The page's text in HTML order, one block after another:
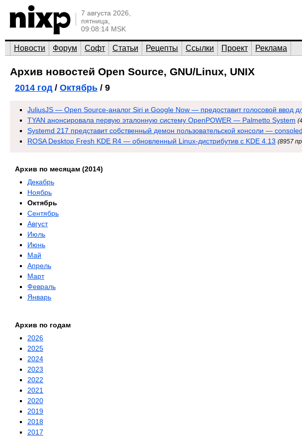
7 августа 2026,
пятница,
09:08:14 MSK
Новости Форум Софт Статьи Рецепты Ссылки Проект Реклама
Архив новостей Open Source, GNU/Linux, UNIX
2014 год/ Октябрь / 9
JuliusJS — Open Source-аналог Siri и Google Now — предоставит голосовой ввод
TYAN анонсировала первую эталонную систему OpenPOWER — Palmetto System
Systemd 217 представит собственный демон пользовательской консоли — consoled
ROSA Desktop Fresh KDE R4 — обновленный Linux-дистрибутив с KDE 4.13 (8957
Архив по месяцам (2014)
Декабрь
Ноябрь
Октябрь
Сентябрь
Август
Июль
Июнь
Май
Апрель
Март
Февраль
Январь
Архив по годам
2026
2025
2024
2023
2022
2021
2020
2019
2018
2017